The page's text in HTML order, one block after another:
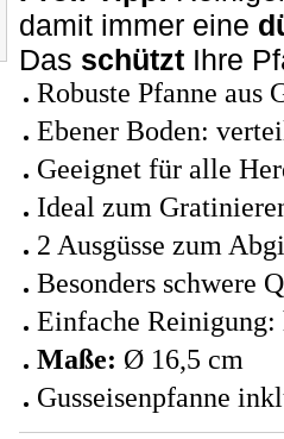
damit immer eine
Das schützt Ihre
Robuste Pfanne aus
Ebener Boden:
Geeignet für alle
Ideal zum
2 Ausgüsse zum
Besonders schwere
Einfache Reinigung:
Maße: Ø 16,5 cm
Gusseisenpfanne